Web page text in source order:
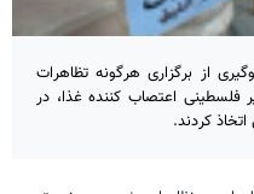
از برگزاری هرگونه تظاهرات
فلسطینی اعتصاب کننده غذا، در
کردند.